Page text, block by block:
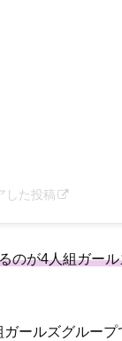
した投稿
のが4人組ガー
ールズグルー